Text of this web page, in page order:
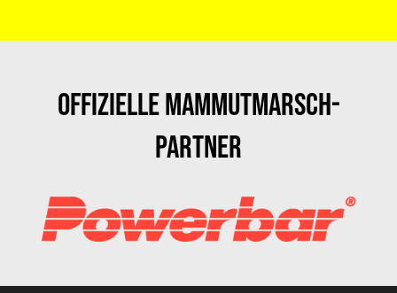
Offizielle Mammutmarsch-
Partner